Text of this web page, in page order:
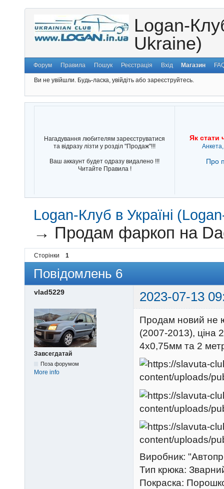
Logan-
Ukraine)
Форум Правила Пошук Реєстрація Вхід Магазин
Ви не увійшли. Будь-ласка, увійдіть або зареєструйтесь.
Нагадування любителям зареєструватися
та відразу лізти у розділ "Продаж"!!!
Ваш аккаунт будет одразу видалено !!!
Читайте Правила !
Як стати
Про
Logan-Клуб в Україні
→ Продам фаркоп на
Сторінки 1
Повідомлень 6
vlad5229 2023-07-13
Завсегдатай
Поза форумом
More info
Продам новий не
(2007-2013), ціна
4х0,75мм та 2
Виробник:
Тип крюка:
Покраска: